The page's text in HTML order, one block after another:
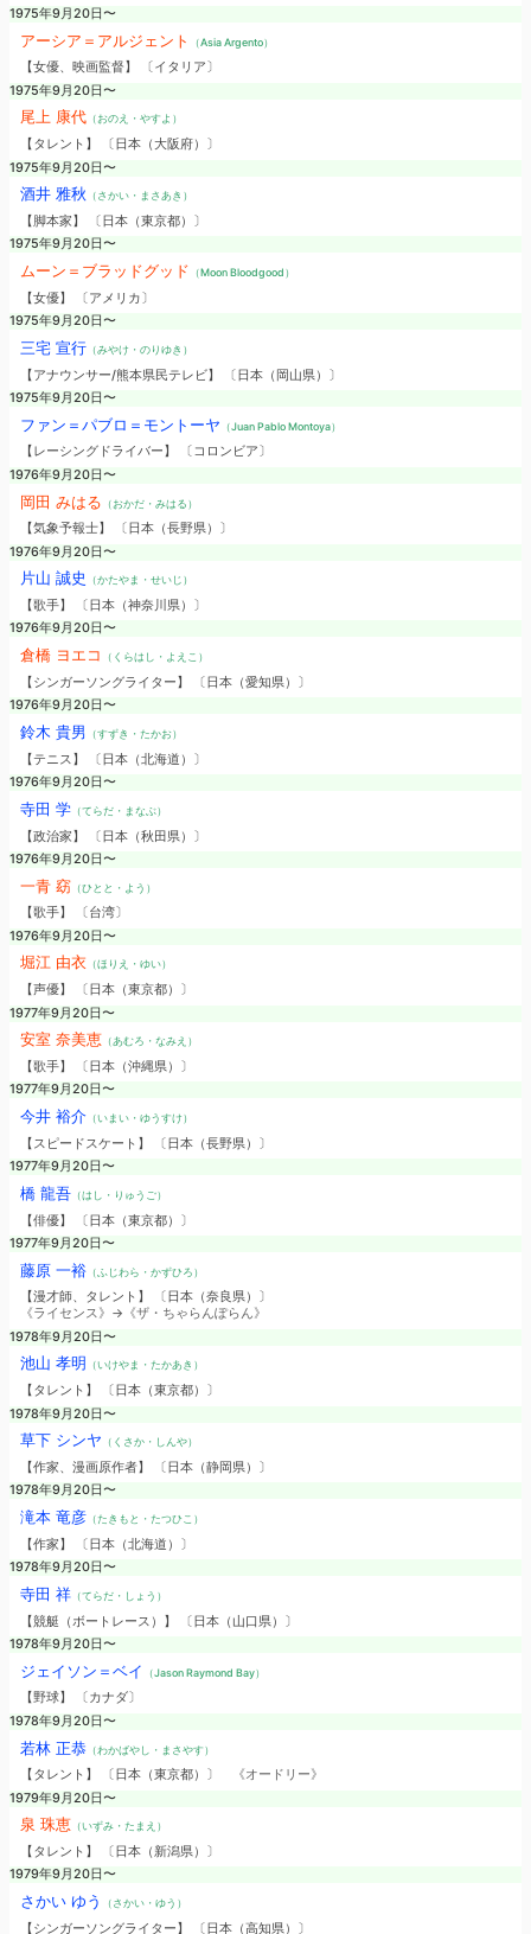
1975年9月20日〜
アーシア＝アルジェント （Asia Argento）
【女優、映画監督】 〔イタリア〕
1975年9月20日〜
尾上 康代（おのえ・やすよ）
【タレント】 〔日本（大阪府）〕
1975年9月20日〜
酒井 雅秋 （さかい・まさあき）
【脚本家】 〔日本（東京都）〕
1975年9月20日〜
ムーン＝ブラッドグッド （Moon Bloodgood）
【女優】 〔アメリカ〕
1975年9月20日〜
三宅 宣行（みやけ・のりゆき）
【アナウンサー/熊本県民テレビ】 〔日本（岡山県）〕
1975年9月20日〜
ファン＝パブロ＝モントーヤ （Juan Pablo Montoya）
【レーシングドライバー】 〔コロンビア〕
1976年9月20日〜
岡田 みはる （おかだ・みはる）
【気象予報士】 〔日本（長野県）〕
1976年9月20日〜
片山 誠史 （かたやま・せいじ）
【歌手】 〔日本（神奈川県）〕
1976年9月20日〜
倉橋 ヨエコ （くらはし・よえこ）
【シンガーソングライター】 〔日本（愛知県）〕
1976年9月20日〜
鈴木 貴男 （すずき・たかお）
【テニス】 〔日本（北海道）〕
1976年9月20日〜
寺田 学（てらだ・まなぶ）
【政治家】 〔日本（秋田県）〕
1976年9月20日〜
一青 窈 （ひとと・よう）
【歌手】 〔台湾〕
1976年9月20日〜
堀江 由衣 （ほりえ・ゆい）
【声優】 〔日本（東京都）〕
1977年9月20日〜
安室 奈美恵 （あむろ・なみえ）
【歌手】 〔日本（沖縄県）〕
1977年9月20日〜
今井 裕介（いまい・ゆうすけ）
【スピードスケート】 〔日本（長野県）〕
1977年9月20日〜
橋 龍吾（はし・りゅうご）
【俳優】 〔日本（東京都）〕
1977年9月20日〜
藤原 一裕（ふじわら・かずひろ）
【漫才師、タレント】 〔日本（奈良県）〕
《ライセンス》→《ザ・ちゃらんぽらん》
1978年9月20日〜
池山 孝明 （いけやま・たかあき）
【タレント】 〔日本（東京都）〕
1978年9月20日〜
草下 シンヤ （くさか・しんや）
【作家、漫画原作者】 〔日本（静岡県）〕
1978年9月20日〜
滝本 竜彦（たきもと・たつひこ）
【作家】 〔日本（北海道）〕
1978年9月20日〜
寺田 祥（てらだ・しょう）
【競艇（ボートレース）】 〔日本（山口県）〕
1978年9月20日〜
ジェイソン＝ベイ （Jason Raymond Bay）
【野球】 〔カナダ〕
1978年9月20日〜
若林 正恭 （わかばやし・まさやす）
【タレント】 〔日本（東京都）〕
《オードリー》
1979年9月20日〜
泉 珠恵 （いずみ・たまえ）
【タレント】 〔日本（新潟県）〕
1979年9月20日〜
さかい ゆう （さかい・ゆう）
【シンガーソングライター】 〔日本（高知県）〕